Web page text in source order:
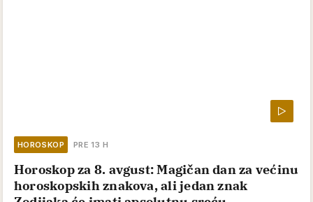
HOROSKOP PRE 13 H
Horoskop za 8. avgust: Magičan dan za većinu
horoskopskih znakova, ali jedan znak